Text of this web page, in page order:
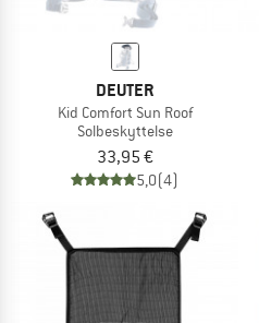
DEUTER
Kid Comfort Sun Roof
Solbeskyttelse
33,95 €
5,0(4)